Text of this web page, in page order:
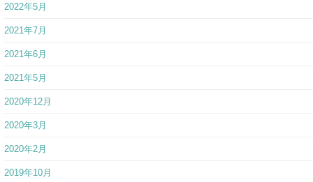
2022年5月
2021年7月
2021年6月
2021年5月
2020年12月
2020年3月
2020年2月
2019年10月